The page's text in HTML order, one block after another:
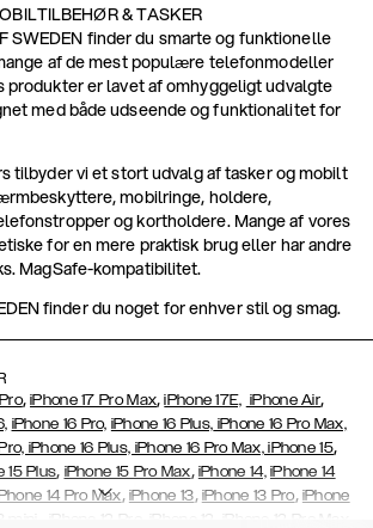
& TASKER
SWEDEN finder du smarte og funktionelle
af de mest populære telefonmodeller
produkter er lavet af omhyggeligt udvalgte
med både udseende og funktionalitet for
tilbyder vi et stort udvalg af tasker og mobilt
mobilringe, holdere,
og kortholdere. Mange af vores
for en mere praktisk brug eller har andre
MagSafe-kompatibilitet.
finder du noget for enhver stil og smag.
,iPhone 17 Pro Max,iPhone 17E, iPhone Air,
iPhone 16 Pro, iPhone 16 Plus, iPhone 16 Pro Max,
iPhone 16 Plus, iPhone 16 Pro Max, iPhone 15,
15 Plus, iPhone 15 Pro Max, iPhone 14, iPhone 14
14 Pro Max, iPhone 13, iPhone 13 Pro, iPhone
mini iPhone 12 Pro iPhone 12 iPhone 12 Pro Max